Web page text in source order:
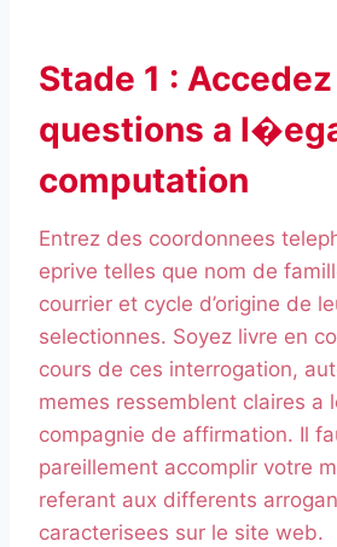
Stade 1 :
questions a
computation
Entrez des coordonnees
eprive telles que nom de
courrier et cycle d’origine de
selectionnes. Soyez livre en
cours de ces interrogation,
memes ressemblent claires a
compagnie de affirmation. Il
pareillement accomplir votre
referant aux differents
caracterisees sur le site web.